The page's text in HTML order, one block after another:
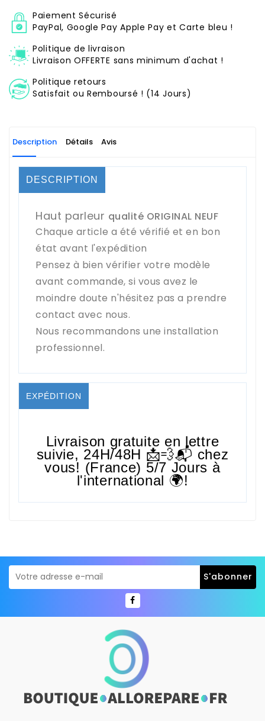
Paiement Sécurisé
PayPal, Google Pay Apple Pay et Carte bleu !
Politique de livraison
Livraison OFFERTE sans minimum d'achat !
Politique retours
Satisfait ou Remboursé ! (14 Jours)
Description Détails Avis
DESCRIPTION
Haut parleur qualité ORIGINAL NEUF
Chaque article a été vérifié et en bon
état avant l'expédition
Pensez à bien vérifier votre modèle
avant commande, si vous avez le
moindre doute n'hésitez pas a prendre
contact avec nous.
Nous recommandons une installation
professionnel.
EXPÉDITION
Livraison gratuite en lettre
suivie, 24H/48H 📩💨📬 chez
vous! (France) 5/7 Jours à
l'international 🌍!